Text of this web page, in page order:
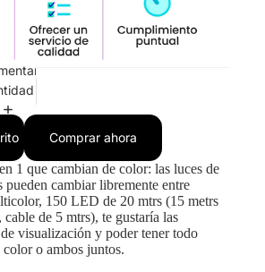
Comprar ahora
1 que cambian de color: las luces de
pueden cambiar libremente entre
150 LED de 20 mtrs (15 metrs
cable de 5 mtrs), te gustaría las
visualización y poder tener todo
o ambos juntos.